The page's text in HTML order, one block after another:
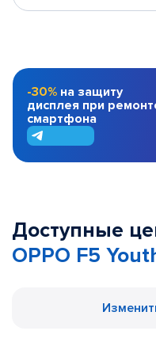
-30% на защиту
дисплея при
смартфона
Доступные
OPPO F5